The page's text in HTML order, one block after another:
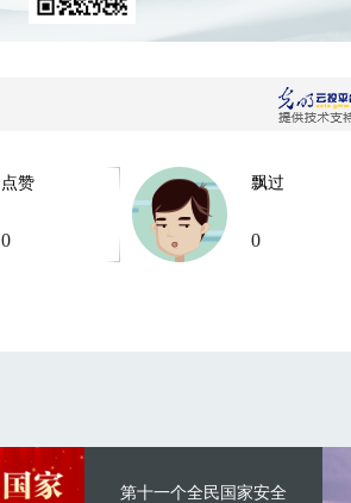
点赞
0
飘过
0
第十一个全民国家安全